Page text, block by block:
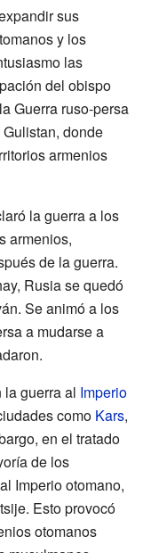
sus
y los
las
del obispo
Guerra ruso-persa
donde
armenios
la guerra a los
armenios,
de la guerra.
Rusia se quedó
Se animó a los
a mudarse a
la guerra al Imperio
como Kars,
en el tratado
de los
Imperio otomano,
Esto provocó
otomanos